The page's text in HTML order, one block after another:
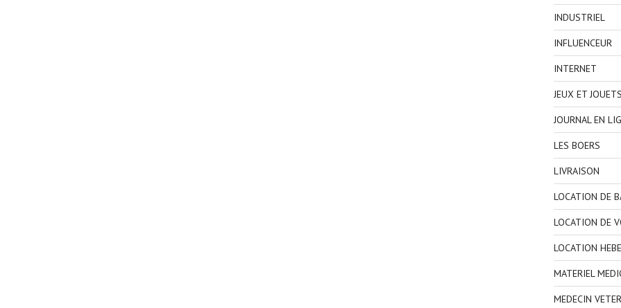
INDUSTRIEL
INFLUENCEUR
INTERNET
JEUX ET JOUETS
JOURNAL EN
LES BOERS
LIVRAISON
LOCATION DE
LOCATION DE
LOCATION
MATERIEL
MEDECIN